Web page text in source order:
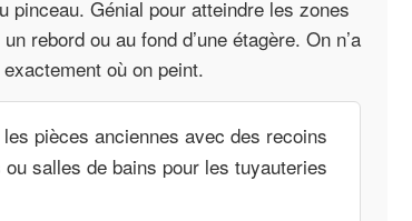
pinceau. Génial pour atteindre les zones
rebord ou au fond d’une étagère. On n’a
où on peint.
pièces anciennes avec des recoins
salles de bains pour les tuyauteries